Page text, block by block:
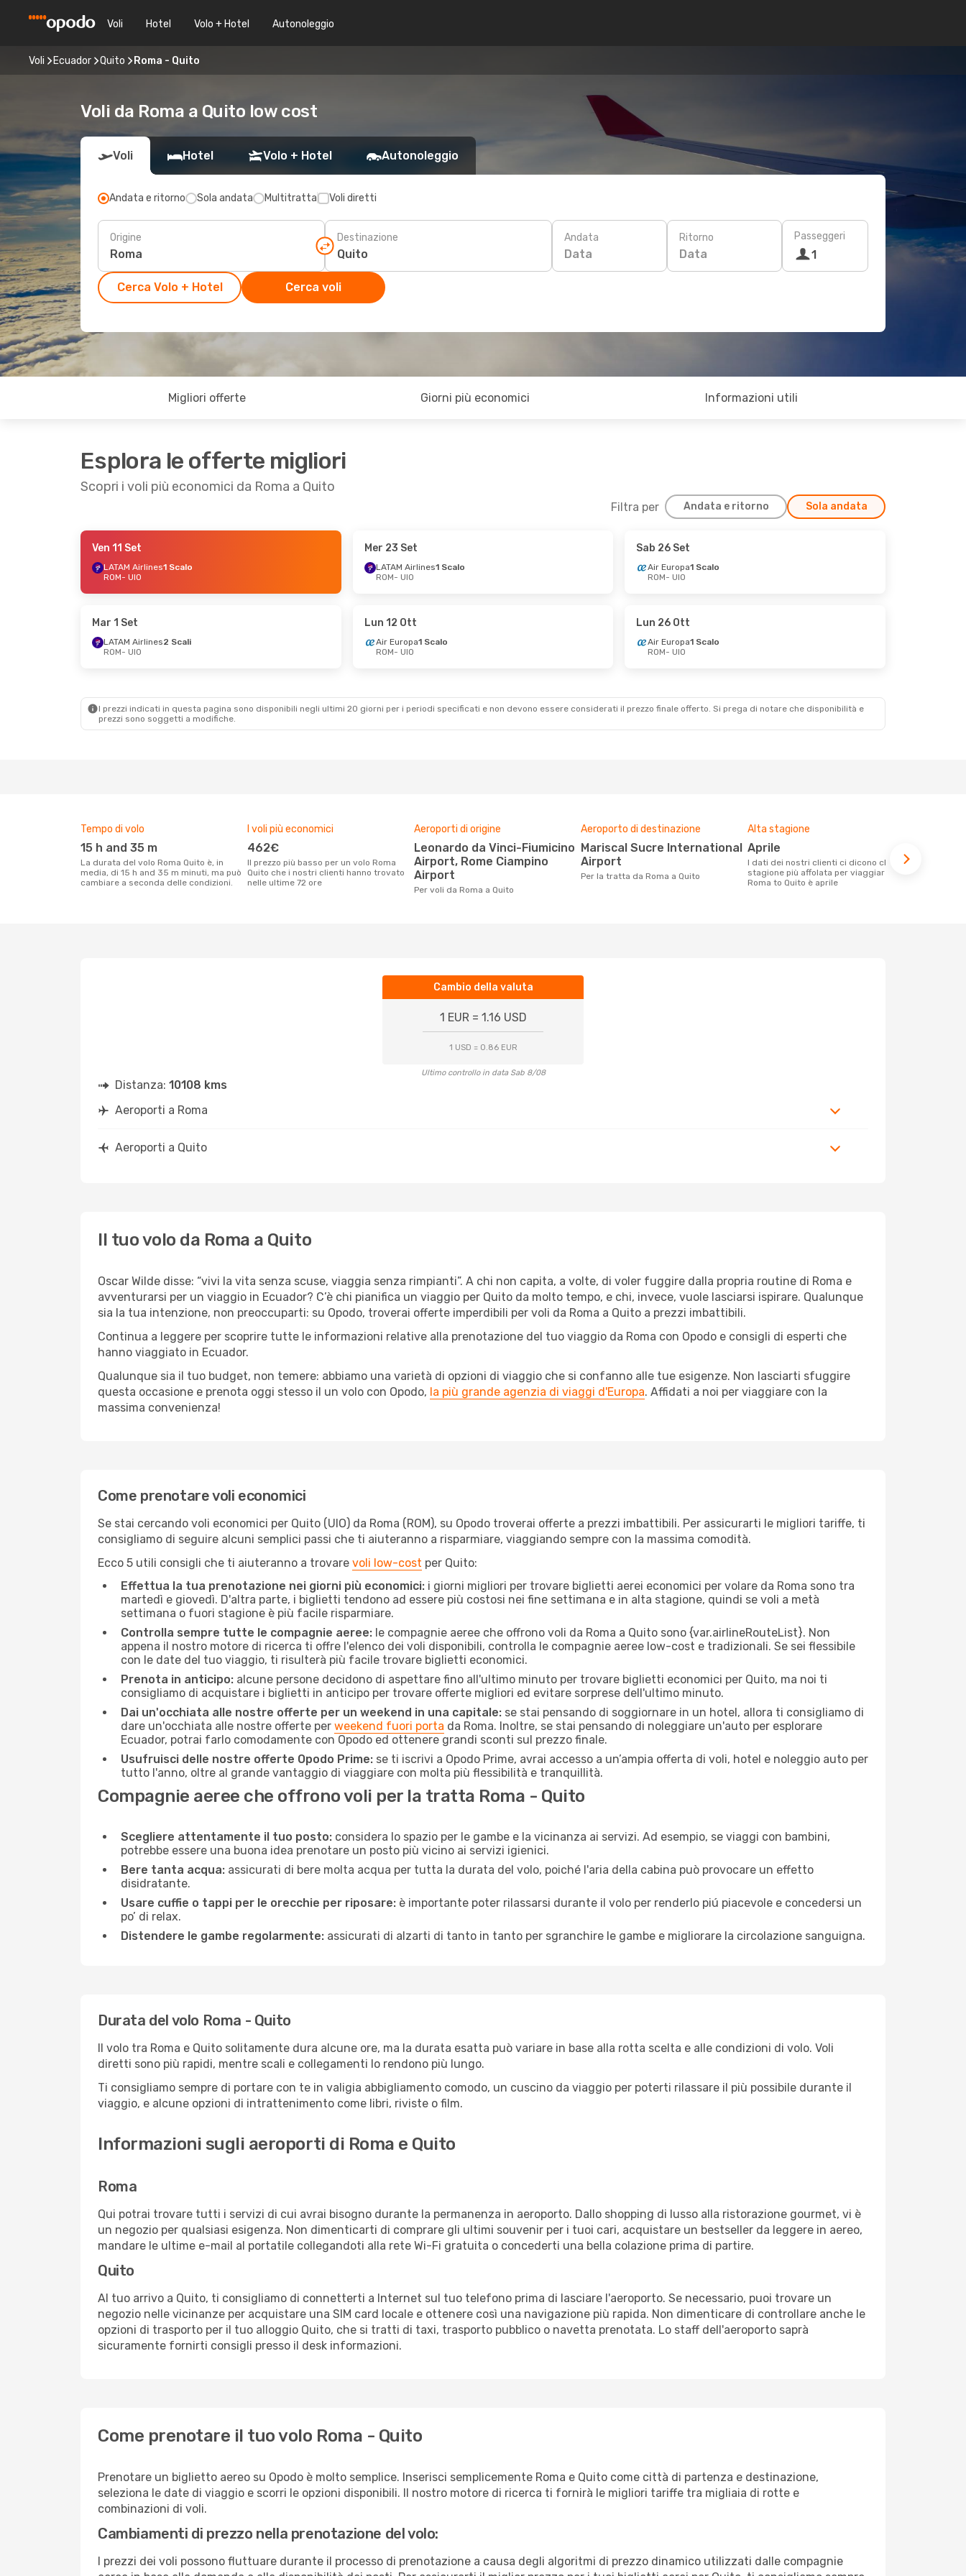
Voli Hotel Volo + Hotel Autonoleggio
Voli Ecuador Quito Roma - Quito
Voli da Roma a Quito low cost
Voli Hotel Volo + Hotel Autonoleggio
Andata e ritorno Sola andata Multitratta Voli diretti
Origine Destinazione Andata
Data
Ritorno
Data
Passeggeri
1
Cerca Volo + Hotel Cerca voli
Migliori offerte Giorni più economici Informazioni utili
Esplora le offerte migliori
Scopri i voli più economici da Roma a Quito
Filtra per Andata e ritorno Sola andata
- Gio 10 Set - Gio 24 Set
- Sab 17 Ott - Dom 25 Ott
UIO- ROM
Ven 11 Set
LATAM Airlines1 Scalo
ROM- UIO
Mer 23 Set
LATAM Airlines1 Scalo
ROM- UIO
Sab 26 Set
Air Europa1 Scalo
ROM- UIO
Mar 1 Set
LATAM Airlines2 Scali
ROM- UIO
Lun 12 Ott
Air Europa1 Scalo
ROM- UIO
Lun 26 Ott
Air Europa1 Scalo
ROM- UIO
I prezzi indicati in questa pagina sono disponibili negli ultimi 20 giorni per i periodi specificati e non devono essere considerati il ​​prezzo finale offerto. Si prega di notare che disponibilità e
prezzi sono soggetti a modifiche.
Tempo di volo
15 h and 35 m
La durata del volo Roma Quito è, in
media, di 15 h and 35 m minuti, ma può
cambiare a seconda delle condizioni.
I voli più economici
462€
Il prezzo più basso per un volo Roma
Quito che i nostri clienti hanno trovato
nelle ultime 72 ore
Aeroporti di origine
Leonardo da Vinci-Fiumicino
Airport, Rome Ciampino
Airport
Per voli da Roma a Quito
Aeroporto di destinazione
Mariscal Sucre International
Airport
Per la tratta da Roma a Quito
Alta stagione
aprile
I dati dei nostri clienti ci dicono che la
stagione più affolata per viaggiare da
Roma to Quito è aprile
Cambio della valuta
1 EUR = 1.16 USD
1 USD = 0.86 EUR
Ultimo controllo in data Sab 8/08
Distanza: 10108 kms
Aeroporti a Roma
Aeroporti a Quito
Il tuo volo da Roma a Quito
Oscar Wilde disse: “vivi la vita senza scuse, viaggia senza rimpianti”. A chi non capita, a volte, di voler fuggire dalla propria routine di Roma e
avventurarsi per un viaggio in Ecuador? C’è chi pianifica un viaggio per Quito da molto tempo, e chi, invece, vuole lasciarsi ispirare. Qualunque
sia la tua intenzione, non preoccuparti: su Opodo, troverai offerte imperdibili per voli da Roma a Quito a prezzi imbattibili.
Continua a leggere per scoprire tutte le informazioni relative alla prenotazione del tuo viaggio da Roma con Opodo e consigli di esperti che
hanno viaggiato in Ecuador.
Qualunque sia il tuo budget, non temere: abbiamo una varietà di opzioni di viaggio che si confanno alle tue esigenze. Non lasciarti sfuggire
questa occasione e prenota oggi stesso il un volo con Opodo, la più grande agenzia di viaggi d'Europa. Affidati a noi per viaggiare con la
massima convenienza!
Come prenotare voli economici
Se stai cercando voli economici per Quito (UIO) da Roma (ROM), su Opodo troverai offerte a prezzi imbattibili. Per assicurarti le migliori tariffe, ti
consigliamo di seguire alcuni semplici passi che ti aiuteranno a risparmiare, viaggiando sempre con la massima comodità.
Ecco 5 utili consigli che ti aiuteranno a trovare voli low-cost per Quito:
Effettua la tua prenotazione nei giorni più economici: i giorni migliori per trovare biglietti aerei economici per volare da Roma sono tra
martedì e giovedì. D'altra parte, i biglietti tendono ad essere più costosi nei fine settimana e in alta stagione, quindi se voli a metà
settimana o fuori stagione è più facile risparmiare.
Controlla sempre tutte le compagnie aeree: le compagnie aeree che offrono voli da Roma a Quito sono {​var.airlineRouteList}. Non
appena il nostro motore di ricerca ti offre l'elenco dei voli disponibili, controlla le compagnie aeree low-cost e tradizionali. Se sei flessibile
con le date del tuo viaggio, ti risulterà più facile trovare biglietti economici.
Prenota in anticipo: alcune persone decidono di aspettare fino all'ultimo minuto per trovare biglietti economici per Quito, ma noi ti
consigliamo di acquistare i biglietti in anticipo per trovare offerte migliori ed evitare sorprese dell'ultimo minuto.
Dai un'occhiata alle nostre offerte per un weekend in una capitale: se stai pensando di soggiornare in un hotel, allora ti consigliamo di
dare un'occhiata alle nostre offerte per weekend fuori porta da Roma. Inoltre, se stai pensando di noleggiare un'auto per esplorare
Ecuador, potrai farlo comodamente con Opodo ed ottenere grandi sconti sul prezzo finale.
Usufruisci delle nostre offerte Opodo Prime: se ti iscrivi a Opodo Prime, avrai accesso a un’ampia offerta di voli, hotel e noleggio auto per
tutto l'anno, oltre al grande vantaggio di viaggiare con molta più flessibilità e tranquillità.
Compagnie aeree che offrono voli per la tratta Roma - Quito
Scegliere attentamente il tuo posto: considera lo spazio per le gambe e la vicinanza ai servizi. Ad esempio, se viaggi con bambini,
potrebbe essere una buona idea prenotare un posto più vicino ai servizi igienici.
Bere tanta acqua: assicurati di bere molta acqua per tutta la durata del volo, poiché l'aria della cabina può provocare un effetto
disidratante.
Usare cuffie o tappi per le orecchie per riposare: è importante poter rilassarsi durante il volo per renderlo piú piacevole e concedersi un
po’ di relax.
Distendere le gambe regolarmente: assicurati di alzarti di tanto in tanto per sgranchire le gambe e migliorare la circolazione sanguigna.
Durata del volo Roma - Quito
Il volo tra Roma e Quito solitamente dura alcune ore, ma la durata esatta può variare in base alla rotta scelta e alle condizioni di volo. Voli
diretti sono più rapidi, mentre scali e collegamenti lo rendono più lungo.
Ti consigliamo sempre di portare con te in valigia abbigliamento comodo, un cuscino da viaggio per poterti rilassare il più possibile durante il
viaggio, e alcune opzioni di intrattenimento come libri, riviste o film.
Informazioni sugli aeroporti di Roma e Quito
Roma
Qui potrai trovare tutti i servizi di cui avrai bisogno durante la permanenza in aeroporto. Dallo shopping di lusso alla ristorazione gourmet, vi è
un negozio per qualsiasi esigenza. Non dimenticarti di comprare gli ultimi souvenir per i tuoi cari, acquistare un bestseller da leggere in aereo,
mandare le ultime e-mail al portatile collegandoti alla rete Wi-Fi gratuita o concederti una bella colazione prima di partire.
Quito
Al tuo arrivo a Quito, ti consigliamo di connetterti a Internet sul tuo telefono prima di lasciare l'aeroporto. Se necessario, puoi trovare un
negozio nelle vicinanze per acquistare una SIM card locale e ottenere così una navigazione più rapida. Non dimenticare di controllare anche le
opzioni di trasporto per il tuo alloggio Quito, che si tratti di taxi, trasporto pubblico o navetta prenotata. Lo staff dell'aeroporto saprà
sicuramente fornirti consigli presso il desk informazioni.
Come prenotare il tuo volo Roma - Quito
Prenotare un biglietto aereo su Opodo è molto semplice. Inserisci semplicemente Roma e Quito come città di partenza e destinazione,
seleziona le date di viaggio e scorri le opzioni disponibili. Il nostro motore di ricerca ti fornirà le migliori tariffe tra migliaia di rotte e
combinazioni di voli.
Cambiamenti di prezzo nella prenotazione del volo:
I prezzi dei voli possono fluttuare durante il processo di prenotazione a causa degli algoritmi di prezzo dinamico utilizzati dalle compagnie